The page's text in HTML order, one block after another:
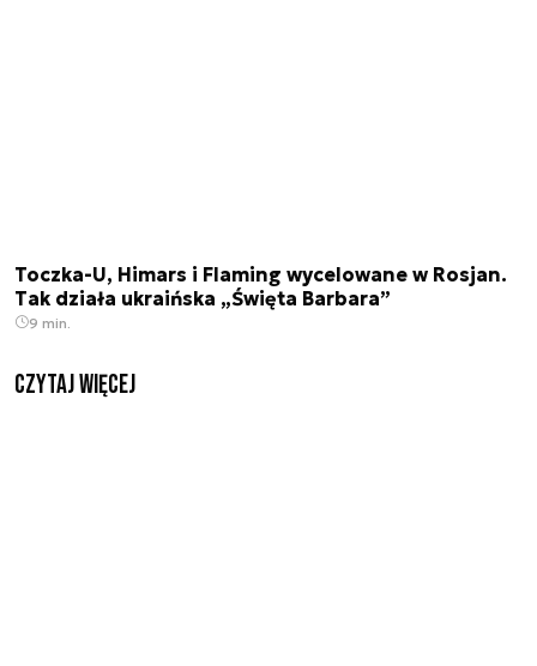
Toczka-U, Himars i Flaming wycelowane w Rosjan.
Tak działa ukraińska „Święta Barbara”
9 min.
czytaj więcej